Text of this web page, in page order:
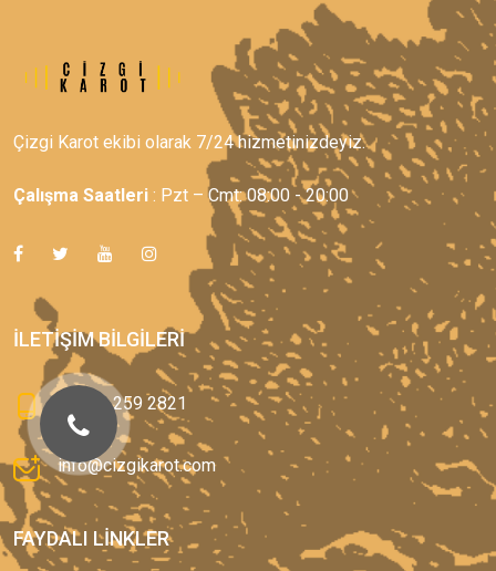
Çizgi Karot ekibi olarak 7/24 hizmetinizdeyiz.
Çalışma Saatleri : Pzt – Cmt: 08:00 - 20:00
İLETIŞIM BILGILERI
0(544) 259 2821
info@cizgikarot.com
FAYDALI LINKLER